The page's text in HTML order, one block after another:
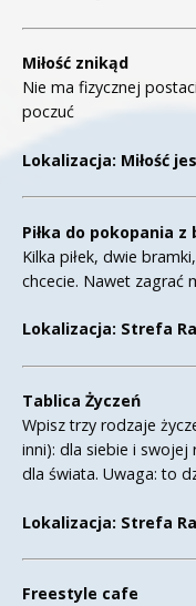
Miłość znikąd
Nie ma fizycznej
poczuć
Lokalizacja: Miłość
Piłka do pokopania
Kilka piłek, dwie
chcecie. Nawet zagrać
Lokalizacja: Strefa
Tablica Życzeń
Wpisz trzy rodzaje
inni): dla siebie i
dla świata. Uwaga: to
Lokalizacja: Strefa
Freestyle cafe